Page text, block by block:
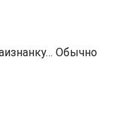
Обычно